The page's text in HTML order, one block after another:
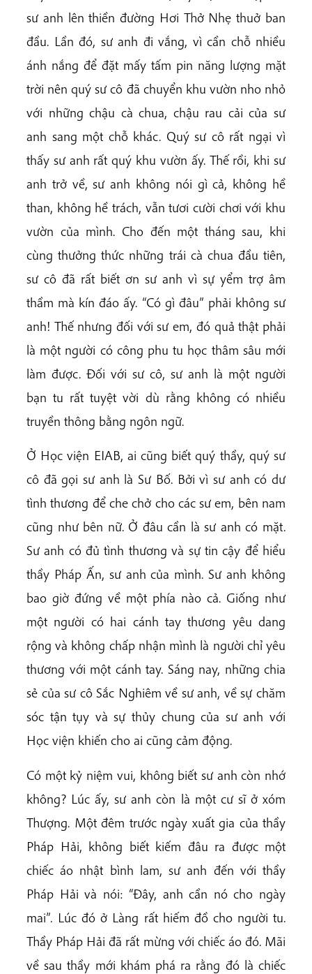
sư anh lên thiền đường Hơi Thở Nhẹ thuở ban
đầu. Lần đó, sư anh đi vắng, vì cần chỗ nhiều
ánh nắng để đặt mấy tấm pin năng lượng mặt
trời nên quý sư cô đã chuyển khu vườn nho nhỏ
với những chậu cà chua, chậu rau cải của sư
anh sang một chỗ khác. Quý sư cô rất ngại vì
thấy sư anh rất quý khu vườn ấy. Thế rồi, khi sư
anh trở về, sư anh không nói gì cả, không hề
than, không hề trách, vẫn tươi cười chơi với khu
vườn của mình. Cho đến một tháng sau, khi
cùng thưởng thức những trái cà chua đầu tiên,
sư cô đã rất biết ơn sư anh vì sự yểm trợ âm
thầm mà kín đáo ấy. “Có gì đâu” phải không sư
anh! Thế nhưng đối với sư em, đó quả thật phải
là một người có công phu tu học thâm sâu mới
làm được. Đối với sư cô, sư anh là một người
bạn tu rất tuyệt vời dù rằng không có nhiều
truyền thông bằng ngôn ngữ.
Ở Học viện EIAB, ai cũng biết quý thầy, quý sư
cô đã gọi sư anh là Sư Bố. Bởi vì sư anh có dư
tình thương để che chở cho các sư em, bên nam
cũng như bên nữ. Ở đâu cần là sư anh có mặt.
Sư anh có đủ tình thương và sự tin cậy để hiểu
thầy Pháp Ấn, sư anh của mình. Sư anh không
bao giờ đứng về một phía nào cả. Giống như
một người có hai cánh tay thương yêu dang
rộng và không chấp nhận mình là người chỉ yêu
thương với một cánh tay. Sáng nay, những chia
sẻ của sư cô Sắc Nghiêm về sư anh, về sự chăm
sóc tận tụy và sự thủy chung của sư anh với
Học viện khiến cho ai cũng cảm động.
Có một kỷ niệm vui, không biết sư anh còn nhớ
không? Lúc ấy, sư anh còn là một cư sĩ ở xóm
Thượng. Một đêm trước ngày xuất gia của thầy
Pháp Hải, không biết kiếm đâu ra được một
chiếc áo nhật bình lam, sư anh đến với thầy
Pháp Hải và nói: “Đây, anh cần nó cho ngày
mai”. Lúc đó ở Làng rất hiếm đồ cho người tu.
Thầy Pháp Hải đã rất mừng với chiếc áo đó. Mãi
về sau thầy mới khám phá ra rằng đó là chiếc